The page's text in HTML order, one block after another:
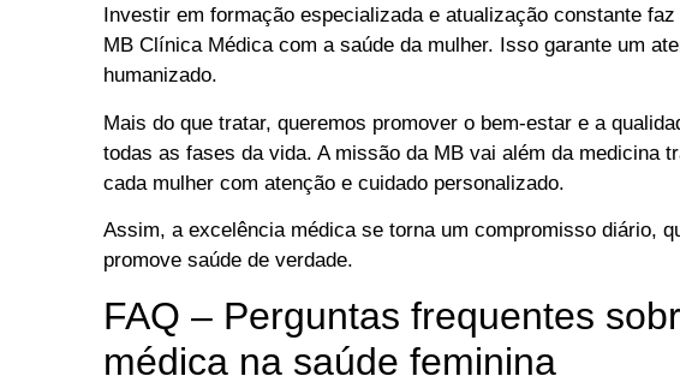
Investir em formação especializada e atualização constante
MB Clínica Médica com a saúde da mulher. Isso garante um
humanizado.
Mais do que tratar, queremos promover o bem-estar e a
todas as fases da vida. A missão da MB vai além da medicina
cada mulher com atenção e cuidado personalizado.
Assim, a excelência médica se torna um compromisso diário,
promove saúde de verdade.
FAQ – Perguntas frequentes
médica na saúde feminina